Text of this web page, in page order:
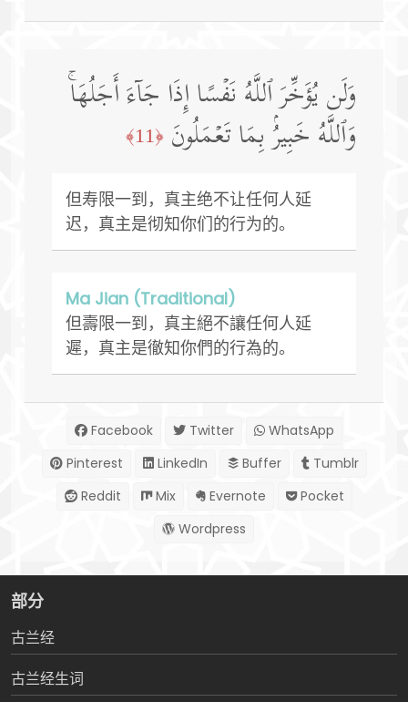
وَلَن یُؤَخِّرَ ٱللَّهُ نَفۡسًا إِذَا جَاۤءَ أَجَلُهَاۚ
وَٱللَّهُ خَبِیرُۢ بِمَا تَعۡمَلُونَ ﴿11﴾
但寿限一到，真主绝不让任何人延
迟，真主是彻知你们的行为的。
Ma Jian (Traditional)
但壽限一到，真主絕不讓任何人延
遲，真主是徹知你們的行為的。
Facebook Twitter
WhatsApp
Pinterest
LinkedIn Buffer
Tumblr
Reddit
Mix Evernote
Pocket
Wordpress
部分
古兰经
古兰经生词